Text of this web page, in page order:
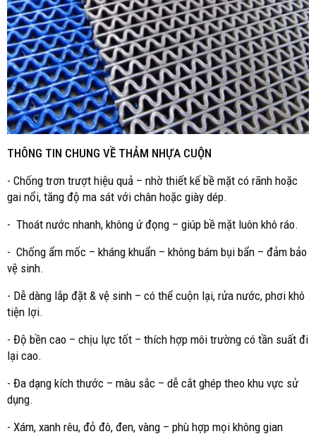
THÔNG TIN CHUNG VỀ THẢM NHỰA CUỘN
- Chống trơn trượt hiệu quả – nhờ thiết kế bề mặt có rãnh hoặc
gai nổi, tăng độ ma sát với chân hoặc giày dép.
- Thoát nước nhanh, không ứ đọng – giúp bề mặt luôn khô ráo.
- Chống ẩm mốc – kháng khuẩn – không bám bụi bẩn – đảm bảo
vệ sinh.
- Dễ dàng lắp đặt & vệ sinh – có thể cuộn lại, rửa nước, phơi khô
tiện lợi.
- Độ bền cao – chịu lực tốt – thích hợp môi trường có tần suất đi
lại cao.
- Đa dạng kích thước – màu sắc – dễ cắt ghép theo khu vực sử
dụng.
- Xám, xanh rêu, đỏ đô, đen, vàng – phù hợp mọi không gian